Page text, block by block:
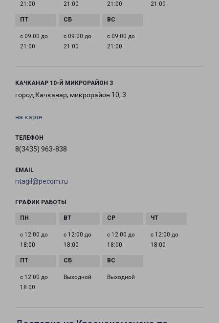
21:00
21:00
21:00
21:00
с 09:00 до
21:00
с 09:00 до
21:00
с 09:00 до
21:00
КАЧКАНАР 10-Й МИКРОРАЙОН 3
город Качканар, микрорайон 10, 3
на карте
ТЕЛЕФОН
8(3435) 963-838
EMAIL
ntagil@pecom.ru
ГРАФИК РАБОТЫ
с 12:00 до
18:00
с 12:00 до
18:00
с 12:00 до
18:00
с 12:00 до
18:00
с 12:00 до
18:00
Выходной Выходной